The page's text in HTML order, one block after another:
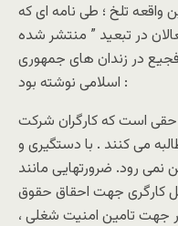
واقعه تلخ ؛ طی نامه ای که
در تبعید ” منتشر شده
در زندان های جمهوری
اسلامی نوشته بود :
حقى است که کارگران شرکت
می کنند . با دستگیرى و
نمی رود. ضرورتهایى مانند
کارگرى جهت احقاق حقوق
جهت تامین امنیت شغلى ،